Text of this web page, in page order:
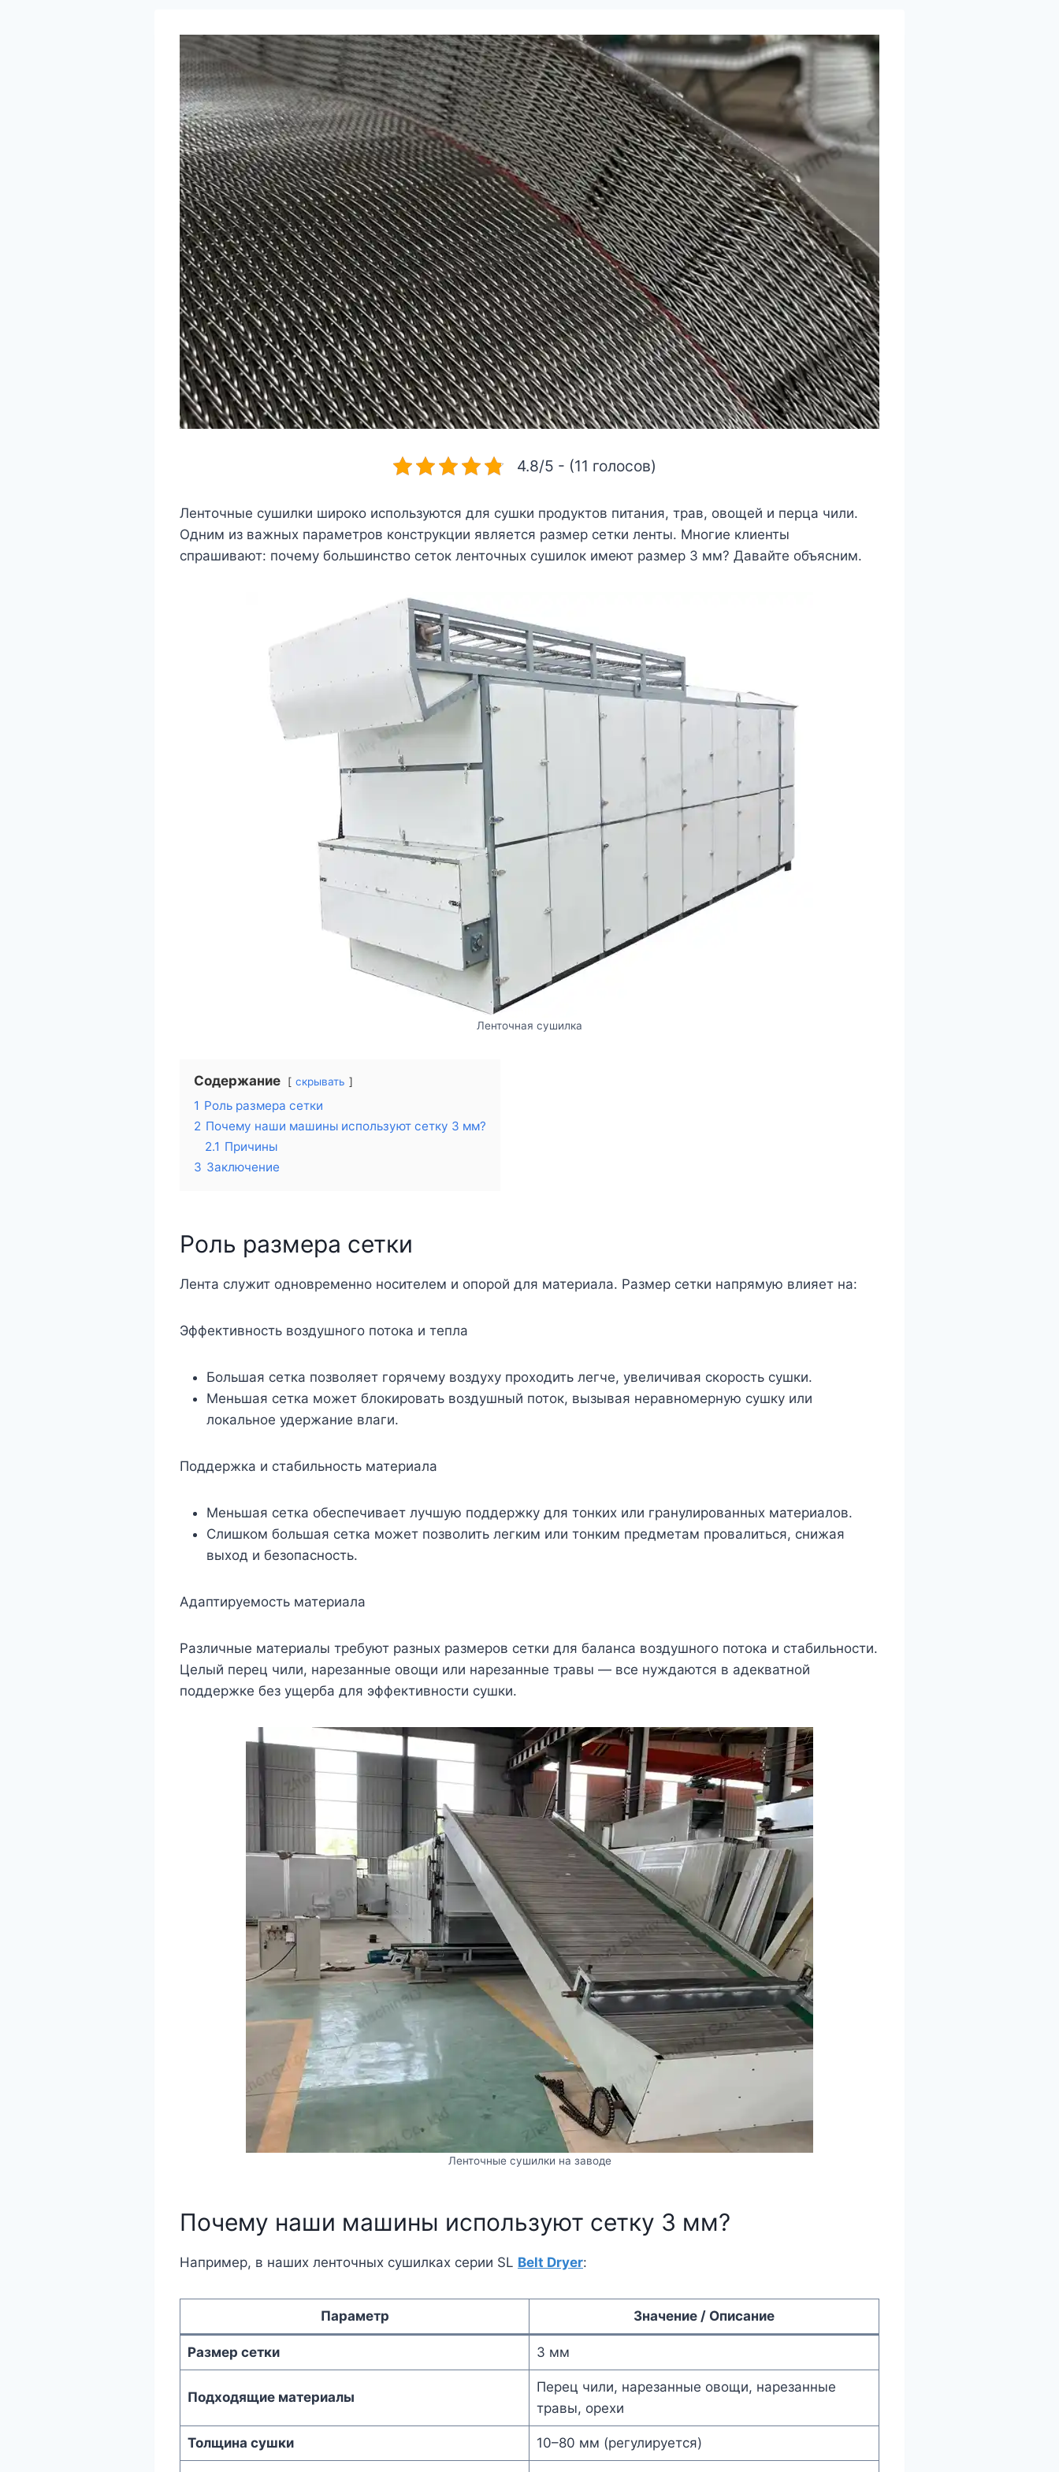
4.8/5 - (11 голосов)
Ленточные сушилки широко используются для сушки продуктов питания, трав, овощей и перца чили.
Одним из важных параметров конструкции является размер сетки ленты. Многие клиенты
спрашивают: почему большинство сеток ленточных сушилок имеют размер 3 мм? Давайте объясним.
Ленточная сушилка
Содержание скрывать
1 Роль размера сетки
2 Почему наши машины используют сетку 3 мм?
2.1 Причины
3 Заключение
Роль размера сетки
Лента служит одновременно носителем и опорой для материала. Размер сетки напрямую влияет на:
Эффективность воздушного потока и тепла
Большая сетка позволяет горячему воздуху проходить легче, увеличивая скорость сушки.
Меньшая сетка может блокировать воздушный поток, вызывая неравномерную сушку или
локальное удержание влаги.
Поддержка и стабильность материала
Меньшая сетка обеспечивает лучшую поддержку для тонких или гранулированных материалов.
Слишком большая сетка может позволить легким или тонким предметам провалиться, снижая
выход и безопасность.
Адаптируемость материала
Различные материалы требуют разных размеров сетки для баланса воздушного потока и стабильности.
Целый перец чили, нарезанные овощи или нарезанные травы — все нуждаются в адекватной
поддержке без ущерба для эффективности сушки.
Ленточные сушилки на заводе
Почему наши машины используют сетку 3 мм?
Например, в наших ленточных сушилках серии SL Belt Dryer:
Параметр Значение / Описание
Размер сетки 3 мм
Подходящие материалы
Перец чили, нарезанные овощи, нарезанные
травы, орехи
Толщина сушки 10–80 мм (регулируется)